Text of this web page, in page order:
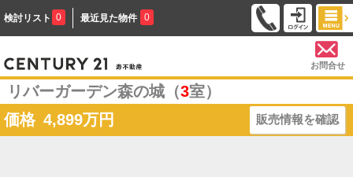
検討リスト 0 最近見た物件 0
お問合せ
リバーガーデン森の城（3室）
価格 4,899万円 販売情報を確認